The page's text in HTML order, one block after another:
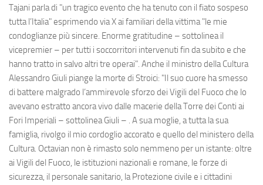
Tajani parla di "un tragico evento che ha tenuto con il fiato sospeso
tutta l’Italia" esprimendo via X ai familiari della vittima "le mie
condoglianze più sincere. Enorme gratitudine – sottolinea il
vicepremier – per tutti i soccorritori intervenuti fin da subito e che
hanno tratto in salvo altri tre operai". Anche il ministro della Cultura
Alessandro Giuli piange la morte di Stroici: "Il suo cuore ha smesso
di battere malgrado l’ammirevole sforzo dei Vigili del Fuoco che lo
avevano estratto ancora vivo dalle macerie della Torre dei Conti ai
Fori Imperiali – sottolinea Giuli – . A sua moglie, a tutta la sua
famiglia, rivolgo il mio cordoglio accorato e quello del ministero della
Cultura. Octavian non è rimasto solo nemmeno per un istante: oltre
ai Vigili del Fuoco, le istituzioni nazionali e romane, le forze di
sicurezza, il personale sanitario, la Protezione civile e i cittadini